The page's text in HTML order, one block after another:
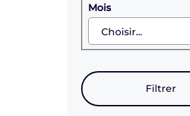
Mois
Filtrer